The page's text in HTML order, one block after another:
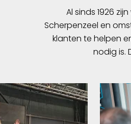
Al sinds 1926
Scherpenzeel en
klanten te helpen
nodig is.